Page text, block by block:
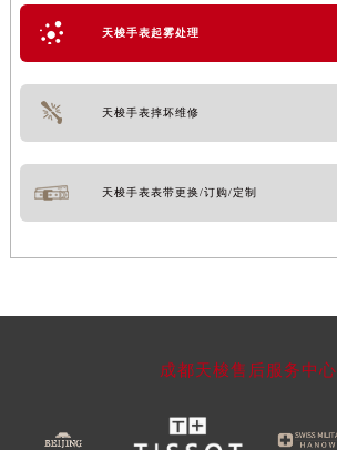
天梭手表起雾处理
天梭手表摔坏维修
天梭手表表带更换/订购/定制
成都天梭售后服务中心